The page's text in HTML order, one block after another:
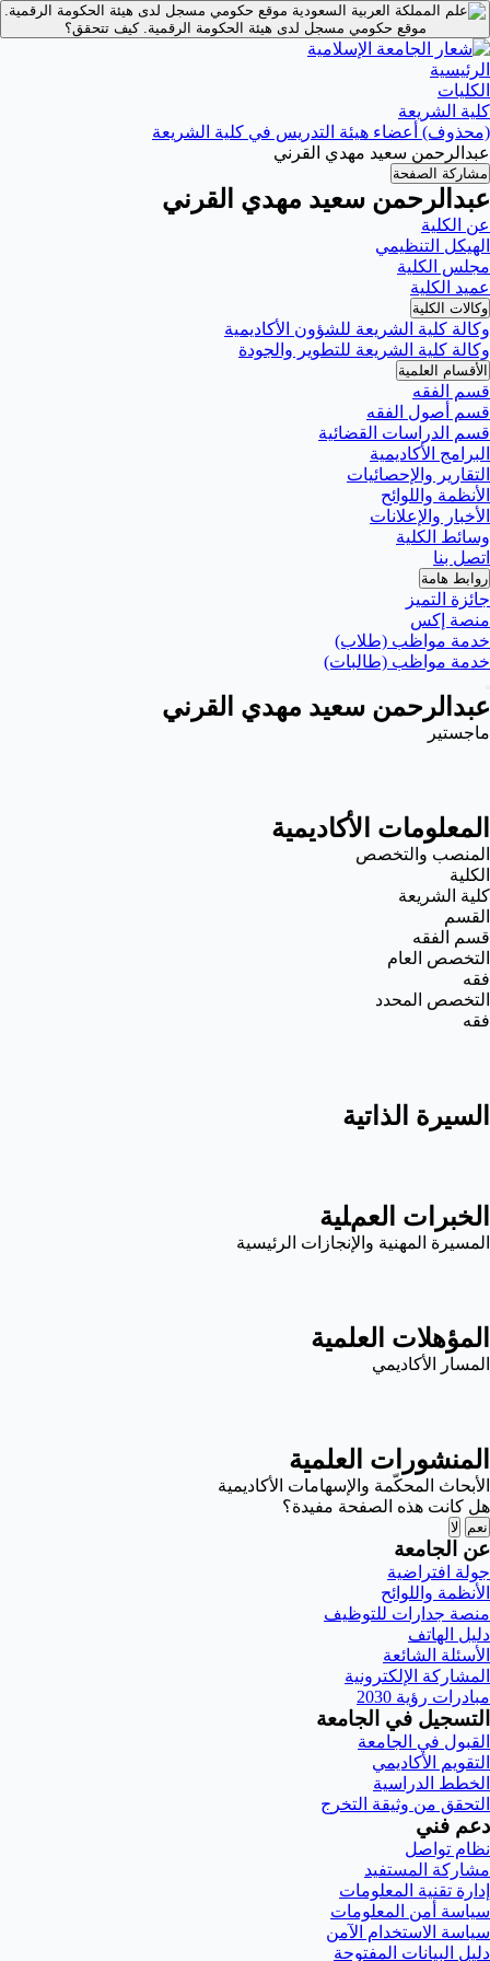
موقع حكومي مسجل لدى هيئة الحكومة الرقمية.
موقع حكومي مسجل لدى هيئة الحكومة الرقمية.كيف تتحقق؟
الرئيسية
الكليات
كلية الشريعة
(محذوف) أعضاء هيئة التدريس في كلية الشريعة
عبدالرحمن سعيد مهدي القرني
مشاركة الصفحة
عبدالرحمن سعيد مهدي القرني
عن الكلية
الهيكل التنظيمي
مجلس الكلية
عميد الكلية
وكالات الكلية
وكالة كلية الشريعة للشؤون الأكاديمية
وكالة كلية الشريعة للتطوير والجودة
الأقسام العلمية
قسم الفقه
قسم أصول الفقه
قسم الدراسات القضائية
البرامج الأكاديمية
التقارير والإحصائيات
الأنظمة واللوائح
الأخبار والإعلانات
وسائط الكلية
اتصل بنا
روابط هامة
جائزة التميز
منصة إكس
خدمة مواظب (طلاب)
خدمة مواظب (طالبات)
عبدالرحمن سعيد مهدي القرني
ماجستير
المعلومات الأكاديمية
المنصب والتخصص
الكلية
كلية الشريعة
القسم
قسم الفقه
التخصص العام
فقه
التخصص المحدد
فقه
السيرة الذاتية
الخبرات العملية
المسيرة المهنية والإنجازات الرئيسية
المؤهلات العلمية
المسار الأكاديمي
المنشورات العلمية
الأبحاث المحكّمة والإسهامات الأكاديمية
هل كانت هذه الصفحة مفيدة؟
نعم لا
عن الجامعة
جولة افتراضية
الأنظمة واللوائح
منصة جدارات للتوظيف
دليل الهاتف
الأسئلة الشائعة
المشاركة الإلكترونية
مبادرات رؤية 2030
التسجيل في الجامعة
القبول في الجامعة
التقويم الأكاديمي
الخطط الدراسية
التحقق من وثيقة التخرج
دعم فني
نظام تواصل
مشاركة المستفيد
إدارة تقنية المعلومات
سياسة أمن المعلومات
سياسة الاستخدام الآمن
دليل البيانات المفتوحة